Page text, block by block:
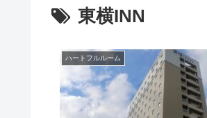
東横INN
ハートフルルーム